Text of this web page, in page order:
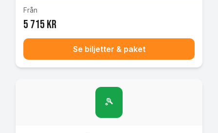
Från
5 715 kr
Se biljetter & paket
🎾